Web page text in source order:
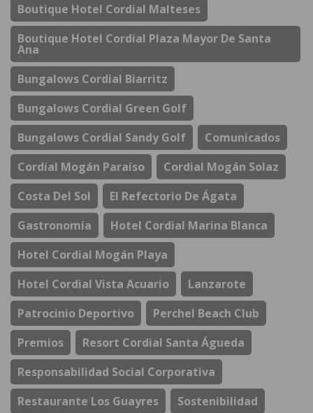
Boutique Hotel Cordial Malteses
Boutique Hotel Cordial Plaza Mayor De Santa
Ana
Bungalows Cordial Biarritz
Bungalows Cordial Green Golf
Bungalows Cordial Sandy Golf
Comunicados
Cordial Mogán Paraíso
Cordial Mogán Solaz
Costa Del Sol
El Refectorio De Ágata
Gastronomía
Hotel Cordial Marina Blanca
Hotel Cordial Mogán Playa
Hotel Cordial Vista Acuario
Lanzarote
Patrocinio Deportivo
Perchel Beach Club
Premios
Resort Cordial Santa Águeda
Responsabilidad Social Corporativa
Restaurante Los Guayres
Sostenibilidad